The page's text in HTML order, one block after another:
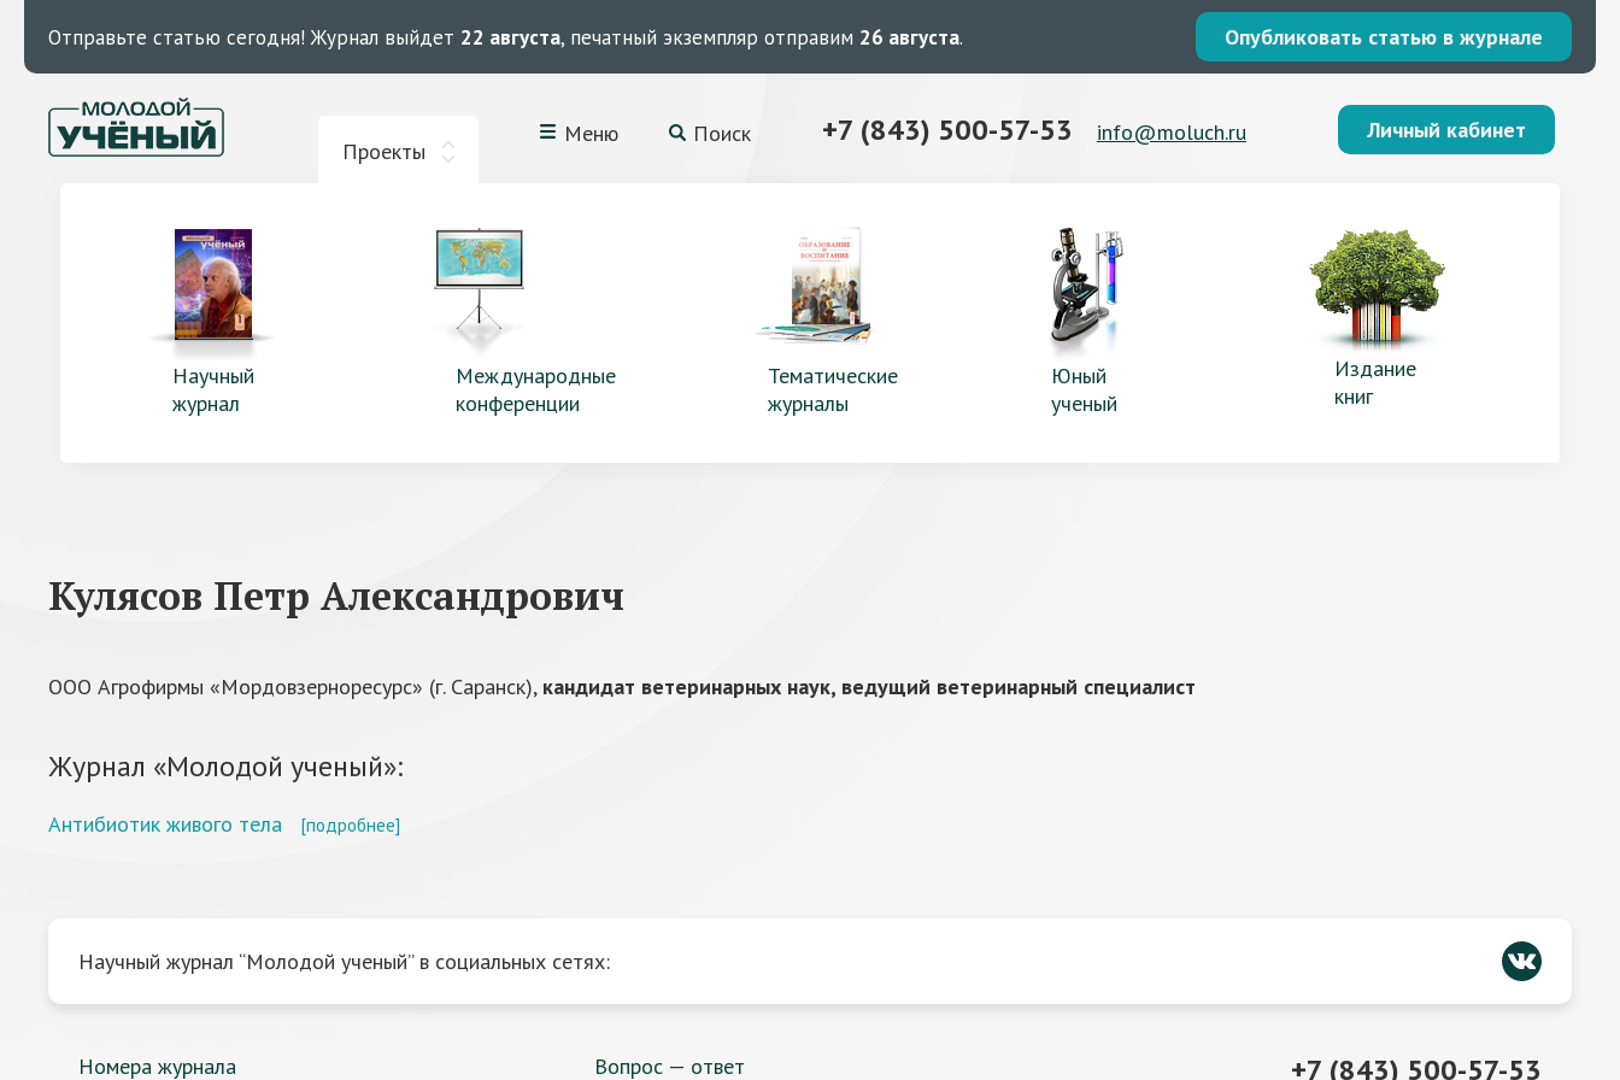
Отправьте статью сегодня! Журнал выйдет 22 августа, печатный экземпляр отправим 26 августа. Опубликовать статью в журнале
Проекты
Меню Поиск +7 (843) 500-57-53 info@moluch.ru Личный кабинет
Научный
журнал
Международные
конференции
Тематические
журналы
Юный
ученый
Издание
книг
Кулясов Петр Александрович
ООО Агрофирмы «Мордовзерноресурс» (г. Саранск), кандидат ветеринарных наук, ведущий ветеринарный специалист
Журнал «Молодой ученый»:
Антибиотик живого тела [подробнее]
Научный журнал “Молодой ученый” в социальных сетях:
Номера журнала Вопрос — ответ +7 (843) 500-57-53